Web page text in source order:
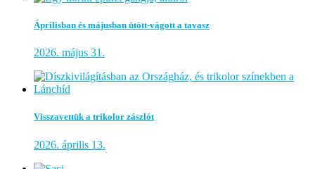
Áprilisban és májusban ütött-vágott a tavasz
2026. május 31.
Visszavettük a trikolor zászlót
2026. április 13.